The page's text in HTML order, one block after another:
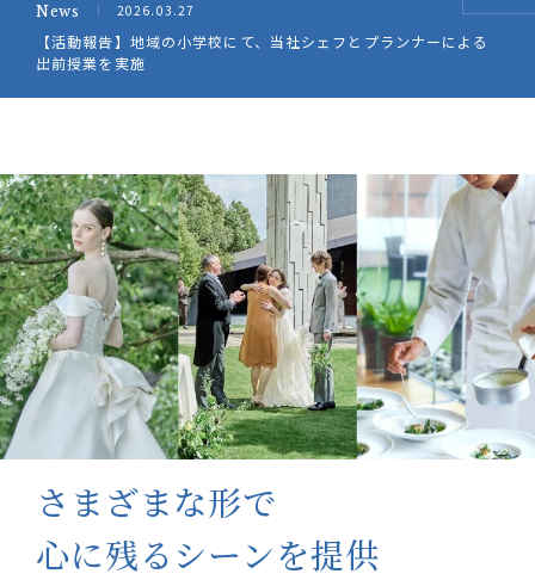
News 2026.03.27
【活動報告】地域の小学校にて、当社シェフとプランナーによる
出前授業を実施
前の
ニュ
ース
次の
さまざまな形で
心に残るシーンを提供